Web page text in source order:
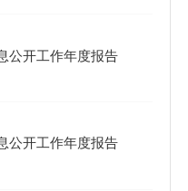
公开工作年度报告
公开工作年度报告